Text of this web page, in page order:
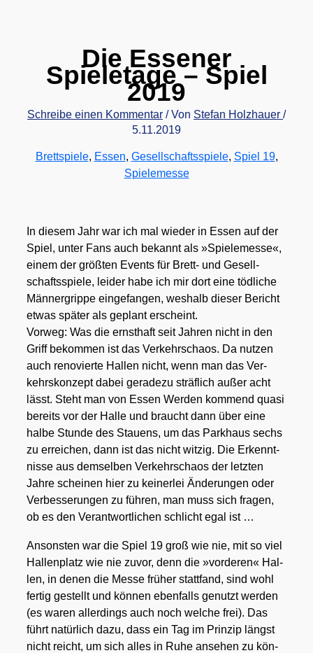
Die Essener
Spieletage – Spiel
2019
Schreibe einen Kommentar / Von Stefan Holzhauer /
5.11.2019
Brettspiele, Essen, Gesellschaftsspiele, Spiel 19,
Spielemesse
In die­sem Jahr war ich mal wie­der in Essen auf der
Spiel, unter Fans auch bekannt als »Spie­le­mes­se«,
einem der größ­ten Events für Brett- und Gesell­
schafts­spie­le, lei­der habe ich mir dort eine töd­li­che
Män­ner­grip­pe ein­ge­fan­gen, wes­halb die­ser Bericht
etwas spä­ter als geplant erscheint.
Vor­weg: Was die ernst­haft seit Jah­ren nicht in den
Griff bekom­men ist das Ver­kehrs­chaos. Da nut­zen
auch reno­vier­te Hal­len nicht, wenn man das Ver­
kehrs­kon­zept dabei gera­de­zu sträf­lich außer acht
lässt. Steht man von Essen Wer­den kom­mend qua­si
bereits vor der Hal­le und braucht dann über eine
hal­be Stun­de des Stau­ens, um das Park­haus sechs
zu errei­chen, dann ist das nicht wit­zig. Die Erkennt­
nis­se aus dem­sel­ben Ver­kehrs­chaos der letz­ten
Jah­re schei­nen hier zu kei­ner­lei Ände­run­gen oder
Ver­bes­se­run­gen zu füh­ren, man muss sich fra­gen,
ob es den Ver­ant­wort­li­chen schlicht egal ist …
Ansons­ten war die Spiel 19 groß wie nie, mit so viel
Hal­len­platz wie nie zuvor, denn die »vor­de­ren« Hal­
len, in denen die Mes­se frü­her statt­fand, sind wohl
fer­tig gestellt und kön­nen eben­falls genutzt wer­den
(es waren aller­dings auch noch wel­che frei). Das
führt natür­lich dazu, dass ein Tag im Prin­zip längst
nicht reicht, um sich alles in Ruhe anse­hen zu kön­